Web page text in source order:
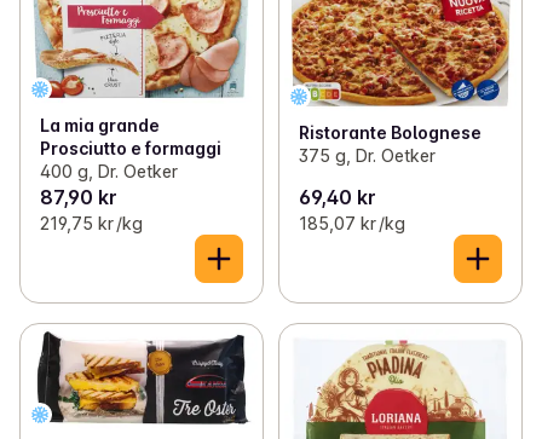
La mia grande
Prosciutto e formaggi
400 g, Dr. Oetker
87,90 kr
219,75 kr /kg
Ristorante Bolognese
375 g, Dr. Oetker
69,40 kr
185,07 kr /kg